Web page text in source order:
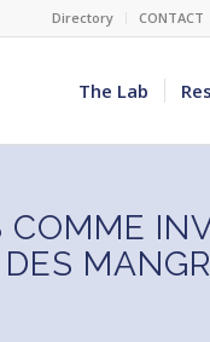
Directory CONTACT
The Lab
COMME